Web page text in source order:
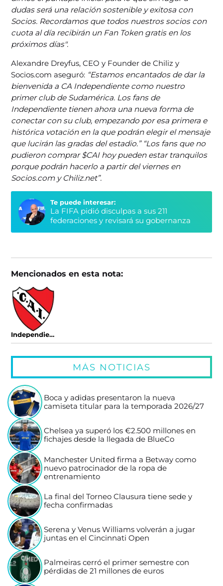
dudas será una relación sostenible y exitosa con
Socios. Recordamos que todos nuestros socios con
cuota al día recibirán un Fan Token gratis en los
próximos días".
Alexandre Dreyfus, CEO y Founder de Chiliz y
Socios.com aseguró: “Estamos encantados de dar la
bienvenida a CA Independiente como nuestro
primer club de Sudamérica. Los fans de
Independiente tienen ahora una nueva forma de
conectar con su club, empezando por esa primera e
histórica votación en la que podrán elegir el mensaje
que lucirán las gradas del estadio.” “Los fans que no
pudieron comprar $CAI hoy pueden estar tranquilos
porque podrán hacerlo a partir del viernes en
Socios.com y Chiliz.net”.
Te puede interesar:
La FIFA pidió disculpas a sus 211
federaciones y revisará su gobernanza
Mencionados en esta nota:
Independiente
MÁS NOTICIAS
Boca y adidas presentaron la nueva
camiseta titular para la temporada 2026/27
Chelsea ya superó los €2.500 millones en
fichajes desde la llegada de BlueCo
Manchester United firma a Betway como
nuevo patrocinador de la ropa de
entrenamiento
La final del Torneo Clausura tiene sede y
fecha confirmadas
Serena y Venus Williams volverán a jugar
juntas en el Cincinnati Open
Palmeiras cerró el primer semestre con
pérdidas de 21 millones de euros